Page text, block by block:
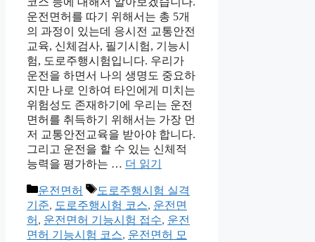
운전면허를 따기 위해서는 총 5개
의 과정이 있는데 응시전 교통안전
교육, 신체검사, 필기시험, 기능시
험, 도로주행시험입니다. 우리가
운전을 하면서 나의 생명도 중요하
지만 나로 인하여 타인에게 미치는
위험성도 존재하기에 우리는 운전
면허를 취득하기 위해서는 가장 먼
저 교통안전교육을 받아야 합니다.
그리고 운전을 할 수 있는 신체적
능력을 평가하는 … 더 읽기
카
테
고
리
운전면허
태
그
도로주행시험 실격
기준, 도로주행시험 코스, 운전면
허 , 운전면허 기능시험 접수, 운전
면허 기능시험 코스, 운전면허 모